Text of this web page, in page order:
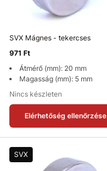
SVX Mágnes - tekercses
971 Ft
Átmérő (mm): 20 mm
Magasság (mm): 5 mm
Nincs készleten
Elérhetőség ellenőrzése
SVX